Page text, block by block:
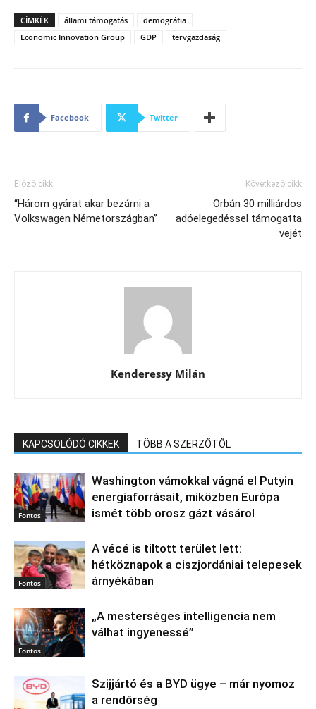
CÍMKÉK állami támogatás
demográfia
Economic Innovation Group
GDP tervgazdaság
Facebook Twitter
Előző cikk
“Három gyárat akar bezárni a
Volkswagen Németországban”
Következő cikk
Orbán 30 milliárdos
adóelegedéssel támogatta
vejét
Kenderessy Milán
KAPCSOLÓDÓ CIKKEK TÖBB A SZERZŐTŐL
Fontos
Washington vámokkal vágná el Putyin
energiaforrásait, miközben Európa
ismét több orosz gázt vásárol
Fontos
A vécé is tiltott terület lett:
hétköznapok a ciszjordániai telepesek
árnyékában
Fontos
„A mesterséges intelligencia nem
válhat ingyenessé”
Szijjártó és a BYD ügye – már nyomoz
a rendőrség